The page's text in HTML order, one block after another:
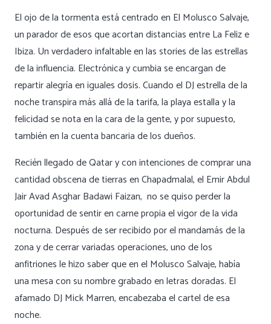
El ojo de la tormenta está centrado en El Molusco Salvaje,
un parador de esos que acortan distancias entre La Feliz e
Ibiza. Un verdadero infaltable en las stories de las estrellas
de la influencia. Electrónica y cumbia se encargan de
repartir alegría en iguales dosis. Cuando el DJ estrella de la
noche transpira más allá de la tarifa, la playa estalla y la
felicidad se nota en la cara de la gente, y por supuesto,
también en la cuenta bancaria de los dueños.
Recién llegado de Qatar y con intenciones de comprar una
cantidad obscena de tierras en Chapadmalal, el Emir Abdul
Jair Avad Asghar Badawi Faizan, no se quiso perder la
oportunidad de sentir en carne propia el vigor de la vida
nocturna. Después de ser recibido por el mandamás de la
zona y de cerrar variadas operaciones, uno de los
anfitriones le hizo saber que en el Molusco Salvaje, había
una mesa con su nombre grabado en letras doradas. El
afamado DJ Mick Marren, encabezaba el cartel de esa
noche.